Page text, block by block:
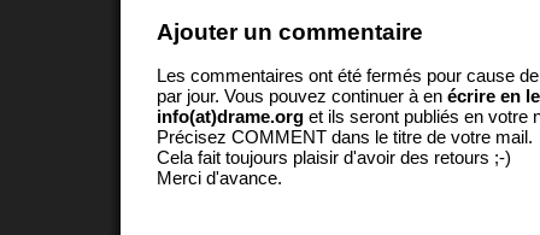
Ajouter un commentaire
Les commentaires ont été fermés pour cause
par jour. Vous pouvez continuer à en écrire en
info(at)drame.org et ils seront publiés en votre
Précisez COMMENT dans le titre de votre mail.
Cela fait toujours plaisir d'avoir des retours ;-)
Merci d'avance.